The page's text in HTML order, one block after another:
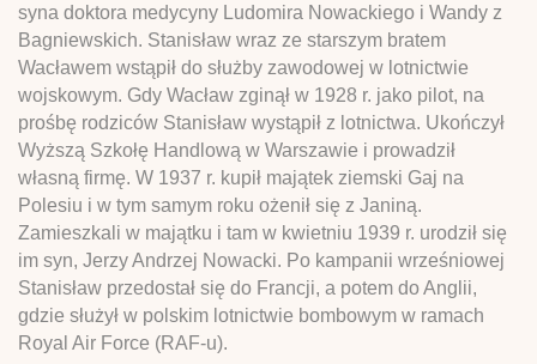
syna doktora medycyny Ludomira Nowackiego i Wandy z
Bagniewskich. Stanisław wraz ze starszym bratem
Wacławem wstąpił do służby zawodowej w lotnictwie
wojskowym. Gdy Wacław zginął w 1928 r. jako pilot, na
prośbę rodziców Stanisław wystąpił z lotnictwa. Ukończył
Wyższą Szkołę Handlową w Warszawie i prowadził
własną firmę. W 1937 r. kupił majątek ziemski Gaj na
Polesiu i w tym samym roku ożenił się z Janiną.
Zamieszkali w majątku i tam w kwietniu 1939 r. urodził się
im syn, Jerzy Andrzej Nowacki. Po kampanii wrześniowej
Stanisław przedostał się do Francji, a potem do Anglii,
gdzie służył w polskim lotnictwie bombowym w ramach
Royal Air Force (RAF-u).